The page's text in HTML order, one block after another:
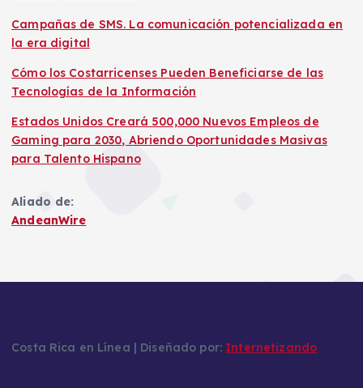
Campañas de SMS. La comunicación potencializada en
la era digital
Cómo los Costarricenses Pueden Beneficiarse de las
Tecnologías de la Información
Estados Unidos Creará 500,000 Nuevos Empleos de
Gaming para 2030, Abriendo Oportunidades Masivas
para Talento Hispano
Aliado de:
AndeanWire
Costa Rica en Línea | Diseñado por: Internetizando